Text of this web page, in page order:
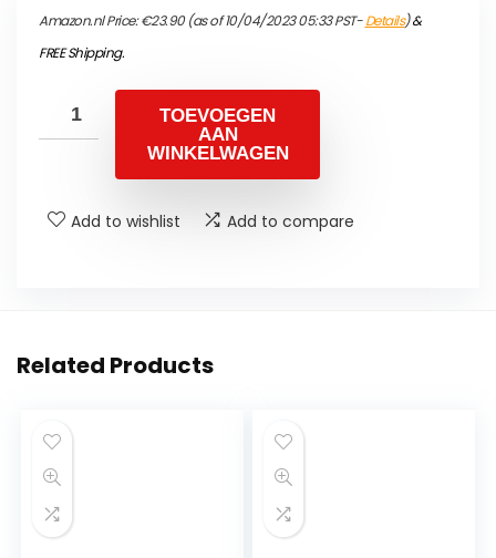
Amazon.nl Price:€23.90(as of 10/04/2023 05:33 PST-Details)&
FREE Shipping.
TOEVOEGEN
AAN
WINKELWAGEN
Add to wishlist Add to compare
Related Products